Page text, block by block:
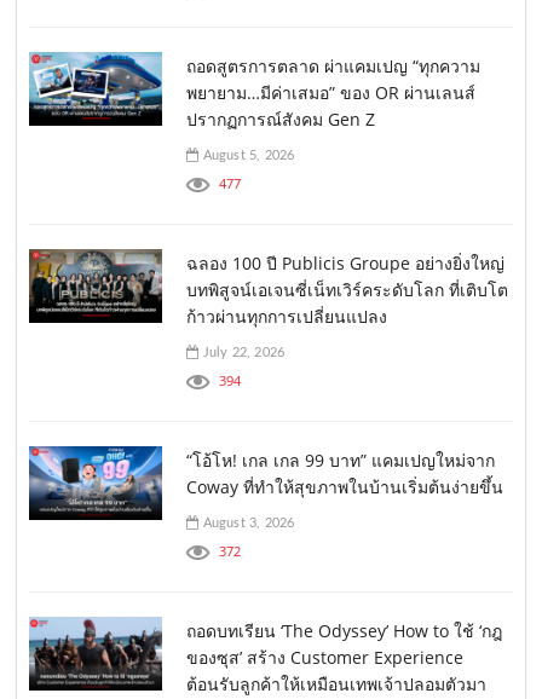
ถอดสูตรการตลาด ผ่าแคมเปญ “ทุกความ
พยายาม…มีค่าเสมอ” ของ OR ผ่านเลนส์
ปรากฏการณ์สังคม Gen Z
August 5, 2026
477
ฉลอง 100 ปี Publicis Groupe อย่างยิ่งใหญ่
บทพิสูจน์เอเจนซี่เน็ทเวิร์คระดับโลก ที่เติบโต
ก้าวผ่านทุกการเปลี่ยนแปลง
July 22, 2026
394
“โอ้โห! เกล เกล 99 บาท” แคมเปญใหม่จาก
Coway ที่ทำให้สุขภาพในบ้านเริ่มต้นง่ายขึ้น
August 3, 2026
372
ถอดบทเรียน ‘The Odyssey’ How to ใช้ ‘กฎ
ของซุส’ สร้าง Customer Experience
ต้อนรับลูกค้าให้เหมือนเทพเจ้าปลอมตัวมา